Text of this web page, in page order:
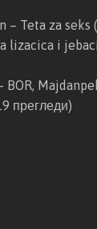
– Teta za seks
lizacica i
BOR,
прегледи)